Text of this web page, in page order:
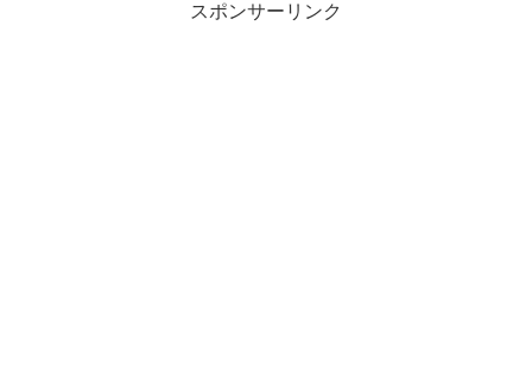
スポンサーリンク